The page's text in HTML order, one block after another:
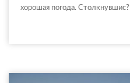
хорошая погода. Столкнувшис?